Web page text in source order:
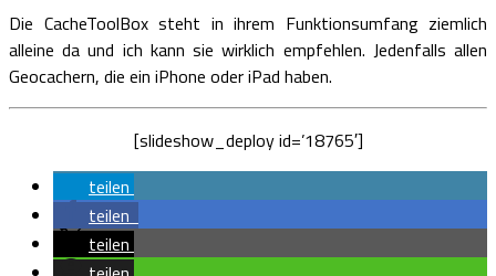
Die CacheToolBox steht in ihrem Funktionsumfang ziemlich
alleine da und ich kann sie wirklich empfehlen. Jedenfalls allen
Geocachern, die ein iPhone oder iPad haben.
[slideshow_deploy id=’18765′]
teilen
teilen
teilen